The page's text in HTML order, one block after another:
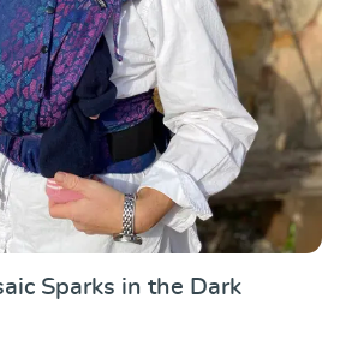
Sparks in the Dark